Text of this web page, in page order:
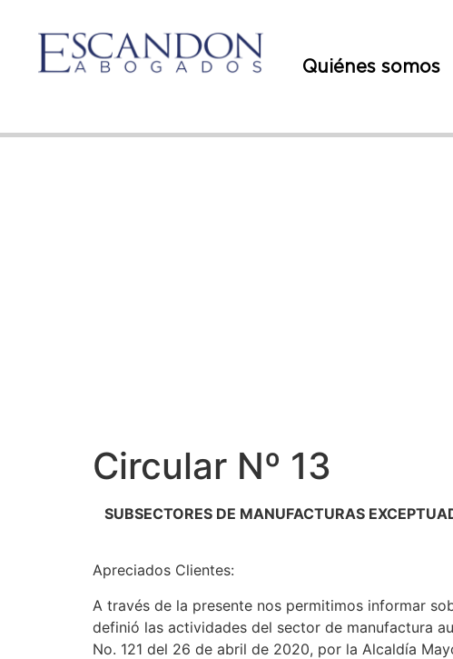
Quiénes somos
Circular Nº 13
SUBSECTORES DE MANUFACTURAS
Apreciados Clientes:
A través de la presente nos permitimos informar
definió las actividades del sector de manufactura
No. 121 del 26 de abril de 2020, por la Alcaldía